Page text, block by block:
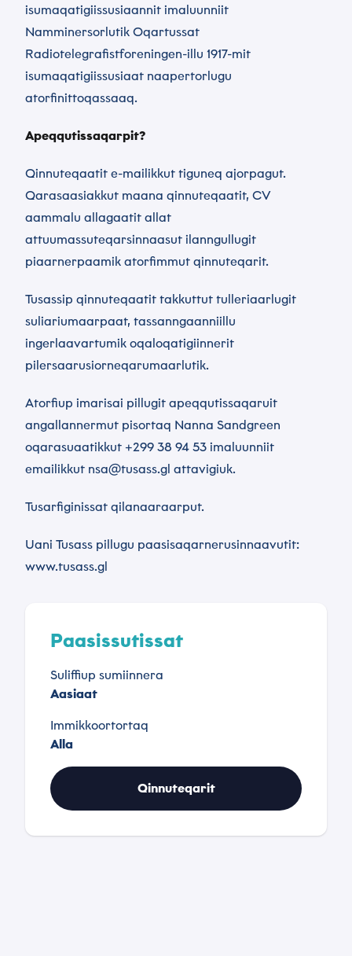
isumaqatigiissusiaannit imaluunniit
Namminersorlutik Oqartussat
Radiotelegrafistforeningen-illu 1917-mit
isumaqatigiissusiaat naapertorlugu
atorfinittoqassaaq.
Apeqqutissaqarpit?
Qinnuteqaatit e-mailikkut tiguneq ajorpagut.
Qarasaasiakkut maana qinnuteqaatit, CV
aammalu allagaatit allat
attuumassuteqarsinnaasut ilanngullugit
piaarnerpaamik atorfimmut qinnuteqarit.
Tusassip qinnuteqaatit takkuttut tulleriaarlugit
suliariumaarpaat, tassanngaanniillu
ingerlaavartumik oqaloqatigiinnerit
pilersaarusiorneqarumaarlutik.
Atorfiup imarisai pillugit apeqqutissaqaruit
angallannermut pisortaq Nanna Sandgreen
oqarasuaatikkut +299 38 94 53 imaluunniit
emailikkut nsa@tusass.gl attavigiuk.
Tusarfiginissat qilanaaraarput.
Uani Tusass pillugu paasisaqarnerusinnaavutit:
www.tusass.gl
Paasissutissat
Suliffiup sumiinnera
Aasiaat
Immikkoortortaq
Alla
Qinnuteqarit